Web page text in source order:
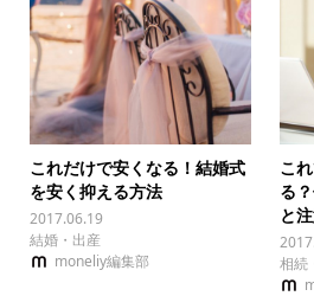
これだけで安くなる！結婚式
を安く抑える方法
2017.06.19
結婚・出産
moneliy編集部
こ
る
と
相続